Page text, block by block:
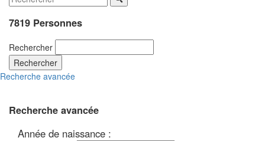
7819 Personnes
Rechercher
Rechercher
Recherche avancée
Recherche avancée
Année de naissance :